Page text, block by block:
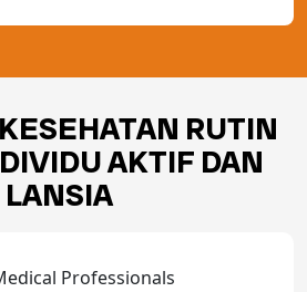
RUTIN
AKTIF DAN
LANSIA
Professionals